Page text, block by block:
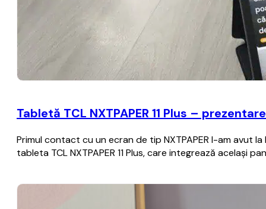
Tabletă TCL NXTPAPER 11 Plus –
Primul contact cu un ecran de tip NXTPAPER l-am avut
tableta TCL NXTPAPER 11 Plus, care integrează același